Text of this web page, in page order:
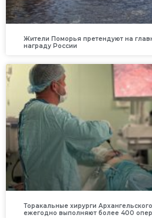
Жители Поморья претендуют на
награду России
Торакальные хирурги
ежегодно выполняют более 400